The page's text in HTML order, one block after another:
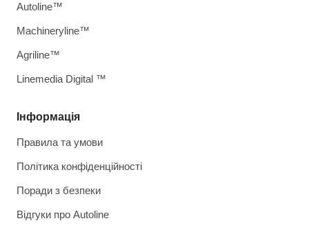
Інформація
Правила та умови
Політика конфіденційності
Поради з безпеки
Відгуки про Autoline
Autoline™
Machineryline™
Agriline™
Linemedia Digital ™